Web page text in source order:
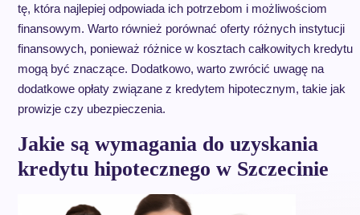
tę, która najlepiej odpowiada ich potrzebom i możliwościom
finansowym. Warto również porównać oferty różnych instytucji
finansowych, ponieważ różnice w kosztach całkowitych kredytu
mogą być znaczące. Dodatkowo, warto zwrócić uwagę na
dodatkowe opłaty związane z kredytem hipotecznym, takie jak
prowizje czy ubezpieczenia.
Jakie są wymagania do uzyskania
kredytu hipotecznego w Szczecinie